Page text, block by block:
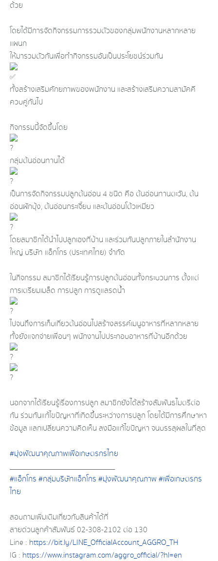
ด้วย
โดยได้มีการจัดกิจกรรมการรวมตัวของกลุ่มพนักงานหลากหลาย
แผนก
ให้มารวมตัวกันเพื่อทำกิจกรรมอันเป็นประโยชน์ร่วมกัน
ทั้งสร้างเสริมศักยภาพของพนักงาน และสร้างเสริมความสามัคคี
ควบคู่กันไป
กิจกรรมนี้จัดขึ้นโดย
กลุ่มต้นอ่อนทานได้
เป็นการจัดกิจกรรมปลูกต้นอ่อน 4 ชนิด คือ ต้นอ่อนทานตะวัน, ต้น
อ่อนผักบุ้ง, ต้นอ่อนกระเจี๊ยบ และต้นอ่อนโต้วเหมี่ยว
โดยสมาชิกได้นำไปปลูกเองที่บ้าน และร่วมกันปลูกภายในสำนักงาน
ใหญ่ บริษัท แอ็กโกร (ประเทศไทย) จำกัด
ในกิจกรรม สมาชิกได้เรียนรู้การปลูกต้นอ่อนทั้งกระบวนการ ตั้งแต่
การเตรียมเมล็ด การปลูก การดูแลรดน้ำ
ไปจนถึงการเก็บเกี่ยวต้นอ่อนไปสร้างสรรค์เมนูอาหารที่หลากหลาย
ทั้งยังแจกจ่ายเพื่อนๆ พนักงานไปประกอบอาหารที่บ้านอีกด้วย
นอกจากได้เรียนรู้เรื่องการปลูก สมาชิกยังได้สร้างสัมพันธไมตรีต่อ
กัน ร่วมกันแก้ไขปัญหาที่เกิดขึ้นระหว่างการปลูก โดยได้มีการศึกษาหา
ข้อมูล แลกเปลี่ยนความคิดเห็น ลงมือแก้ไขปัญหา จนบรรลุผลในที่สุด
#มุ่งพัฒนาคุณภาพเพื่อเกษตรกรไทย
#แอ็กโกร #กลุ่มบริษัทแอ็กโกร #มุ่งพัฒนาคุณภาพ #เพื่อเกษตรกร
ไทย
สอบถามเพิ่มเติมเกี่ยวกับสินค้าได้ที่
สายด่วนลูกค้าสัมพันธ์ 02-308-2102 ต่อ 130
Line : https://bit.ly/LINE_OfficialAccount_AGGRO_TH
IG : https://www.instagram.com/aggro_official/?hl=en